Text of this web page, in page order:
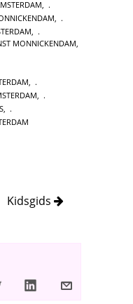
MONNICKENDAM,
,
,
,
Kidsgids